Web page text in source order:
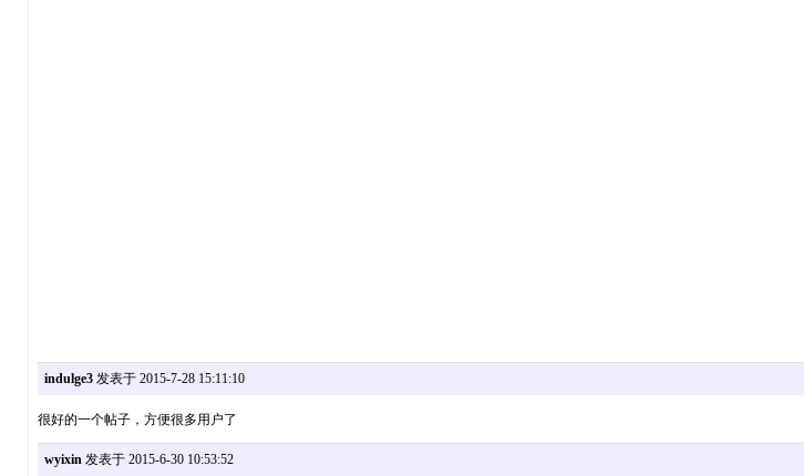
indulge3发表于 2015-7-28 15:11:10
很好的一个帖子，方便很多用户了
wyixin发表于 2015-6-30 10:53:52